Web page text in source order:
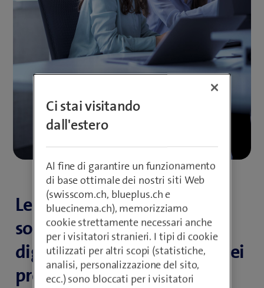
Le soluzioni ERP moderne
sono il primo passo verso la
digitalizzazione completa dei
processi aziendali e vi
Ci stai visitando
dall'estero
Al fine di garantire un funzionamento
di base ottimale dei nostri siti Web
(swisscom.ch, blueplus.ch e
bluecinema.ch), memorizziamo
cookie strettamente necessari anche
per i visitatori stranieri. I tipi di cookie
utilizzati per altri scopi (statistiche,
analisi, personalizzazione del sito,
ecc.) sono bloccati per i visitatori